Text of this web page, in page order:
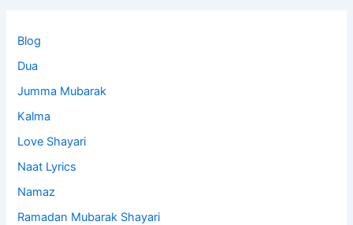
Blog
Dua
Jumma Mubarak
Kalma
Love Shayari
Naat Lyrics
Namaz
Ramadan Mubarak Shayari